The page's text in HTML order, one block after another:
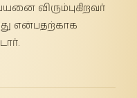
விரும்புகிறவர்
என்பதற்காக